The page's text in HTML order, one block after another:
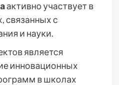
активно участвует в
связанных с
и науки.
является
инновационных
в школах